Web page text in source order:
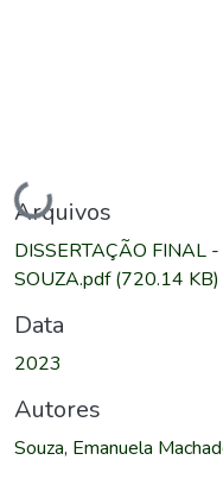
Carregando...
Arquivos
DISSERTAÇÃO FINAL
SOUZA.pdf(720.14 KB)
Data
2023
Autores
Souza, Emanuela